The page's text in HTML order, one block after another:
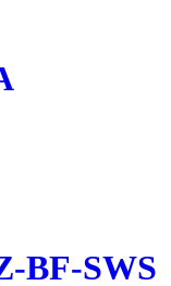
BF-SWS